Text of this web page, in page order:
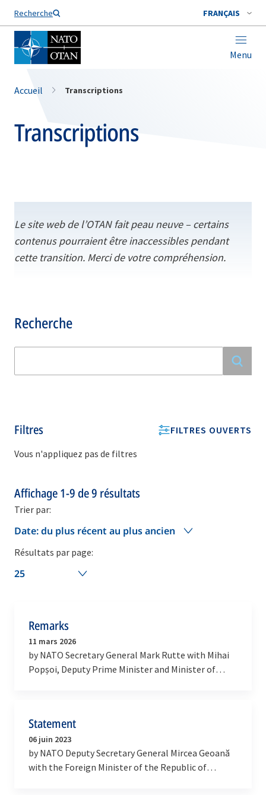
Recherche FRANÇAIS
Menu
Nom de famille*
Accueil Transcriptions
Transcriptions
Le site web de l’OTAN fait peau neuve – certains
contenus pourraient être inaccessibles pendant
cette transition. Merci de votre compréhension.
Recherche
Filtres
FILTRES OUVERTS
Vous n'appliquez pas de filtres
Affichage1-9de9 résultats
Trier par:
Date: du plus récent au plus ancien
Résultats par page:
25
Remarks
11 mars 2026
by NATO Secretary General Mark Rutte with Mihai
Popșoi, Deputy Prime Minister and Minister of
Statement
06 juin 2023
by NATO Deputy Secretary General Mircea Geoană
with the Foreign Minister of the Republic of